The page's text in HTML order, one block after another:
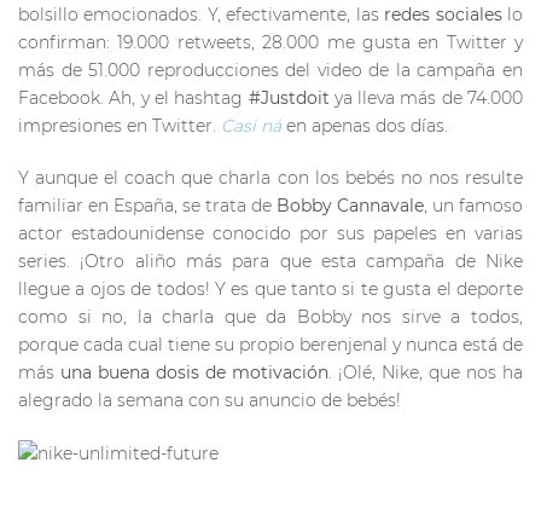
bolsillo emocionados. Y, efectivamente, las redes socialeslo
confirman: 19.000 retweets, 28.000 me gusta en Twitter y
más de 51.000 reproducciones del video de la campaña en
Facebook. Ah, y el hashtag #Justdoit ya lleva más de 74.000
impresiones en Twitter. Casi ná en apenas dos días.
Y aunque el coach que charla con los bebés no nos resulte
familiar en España, se trata de Bobby Cannavale, un famoso
actor estadounidense conocido por sus papeles en varias
series. ¡Otro aliño más para que esta campaña de Nike
llegue a ojos de todos! Y es que tanto si te gusta el deporte
como si no, la charla que da Bobby nos sirve a todos,
porque cada cual tiene su propio berenjenal y nunca está de
más una buena dosis de motivación. ¡Olé, Nike, que nos ha
alegrado la semana con su anuncio de bebés!